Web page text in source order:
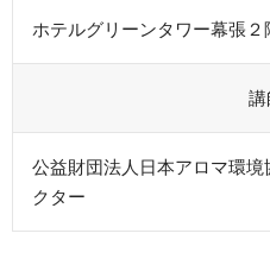
ホテルグリーンタワー幕張２
講
公益財団法人日本アロマ環
クター